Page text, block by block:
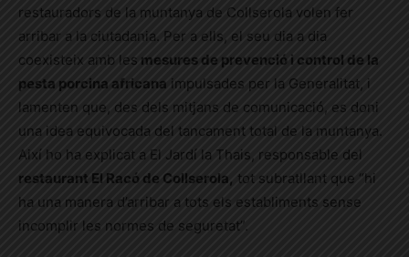
restauradors de la muntanya de Collserola volen fer
arribar a la ciutadania. Per a ells, el seu dia a dia
coexisteix amb les mesures de prevenció i control de la
pesta porcina africana impulsades per la Generalitat, i
lamenten que, des dels mitjans de comunicació, es doni
una idea equivocada del tancament total de la muntanya.
Així ho ha explicat a El Jardí la Thais, responsable del
restaurant El Racó de Collserola, tot subratllant que “hi
ha una manera d’arribar a tots els establiments sense
incomplir les normes de seguretat”.